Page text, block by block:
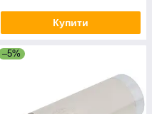
Купити
–5%